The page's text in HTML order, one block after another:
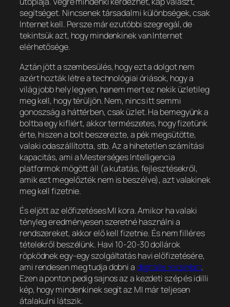
segítséget. Nincsenek társadalmi különbségek, csak
Internet kell. Persze már ezutóbbi szegregál, de
tekintsük azt, hogy mindenkinek van Internet
elérhetősége.
Aztán jött a szembesülés, hogy ezt a dolgot nem
azért hozták létre a technológiai óriások, hogy a
világ jobb hely legyen, hanem mert ez nekik üzletileg
meg kell, hogy térüljön. Nem, nincs itt semmi
gonoszság a háttérben, csak üzlet. Ha bemegyünk a
boltba egy kifliért, akkor természetes, hogy fizetünk
érte, hiszen a bolt beszerezte, a pék megsütötte,
valaki odaszállította, stb. Az a hihetetlen számítási
kapacitás, ami a Mesterséges Intelligencia
platformok mögött áll (a kutatás, fejlesztésekről,
amik ezt megelőzték nem is beszélve), azt valakinek
meg kell fizetnie.
És eljött az előfizetéses MI kora. Amikor ha valaki
tényleg eredményesen szeretné használni a
rendszereket, akkor elő kell fizetnie. És nem filléres
tételekről beszélünk. Havi 10-20-30 dollárok
röpködnek egy-egy szolgáltatás havi előfizetésére,
ami rendesen meg tudja dobni adigitális rezsinket.
Ezen a ponton pedig sajnos az a kezdeti szép és idilli
kép, hogy mindenkinek segít az MI már teljesen
átalakulni látszik.